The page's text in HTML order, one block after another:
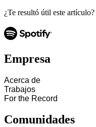
¿Te resultó útil este artículo?
Empresa
Acerca de
Trabajos
For the Record
Comunidades